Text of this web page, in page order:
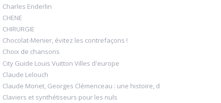
Charles Enderlin
CHENE
CHIRURGIE
Chocolat-Menier, évitez les contrefaçons !
Choix de chansons
City Guide Louis Vuitton Villes d'europe
Claude Lelouch
Claude Monet, Georges Clémenceau : une histoire, d
Claviers et synthétiseurs pour les nuls